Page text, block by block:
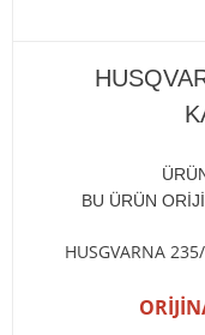
BU ÜRÜN
HUSGVARNA